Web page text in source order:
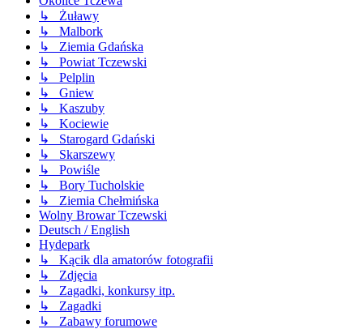
↳ Żuławy
↳ Malbork
↳ Ziemia Gdańska
↳ Powiat Tczewski
↳ Pelplin
↳ Gniew
↳ Kaszuby
↳ Kociewie
↳ Starogard Gdański
↳ Skarszewy
↳ Powiśle
↳ Bory Tucholskie
↳ Ziemia Chełmińska
Wolny Browar Tczewski
Deutsch / English
Hydepark
↳ Kącik dla amatorów fotografii
↳ Zdjęcia
↳ Zagadki, konkursy itp.
↳ Zagadki
↳ Zabawy forumowe